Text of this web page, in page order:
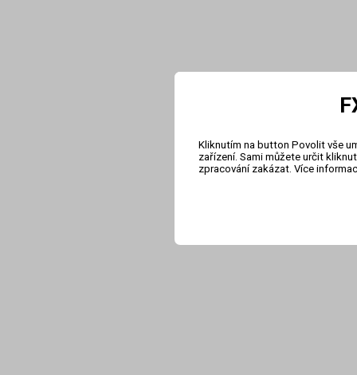
Kliknutím na button Povolit vše
zařízení. Sami můžete určit
zpracování zakázat. Více